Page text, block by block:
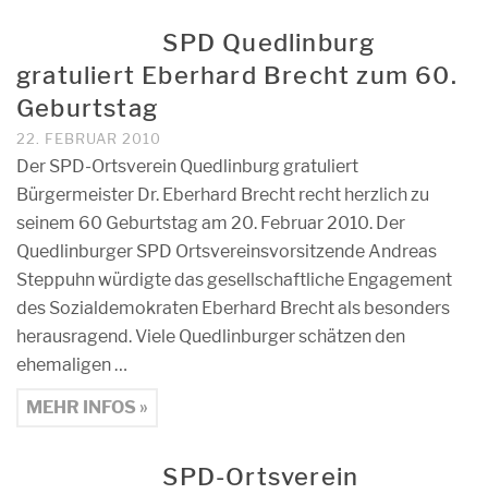
SPD Quedlinburg
gratuliert Eberhard Brecht zum 60.
Geburtstag
22. FEBRUAR 2010
Der SPD-Ortsverein Quedlinburg gratuliert
Bürgermeister Dr. Eberhard Brecht recht herzlich zu
seinem 60 Geburtstag am 20. Februar 2010. Der
Quedlinburger SPD Ortsvereinsvorsitzende Andreas
Steppuhn würdigte das gesellschaftliche Engagement
des Sozialdemokraten Eberhard Brecht als besonders
herausragend. Viele Quedlinburger schätzen den
ehemaligen …
MEHR INFOS »
SPD-Ortsverein